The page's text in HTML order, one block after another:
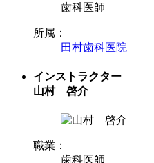
歯科医師
所属：
田村歯科医院
インストラクター
山村 啓介
職業：
歯科医師